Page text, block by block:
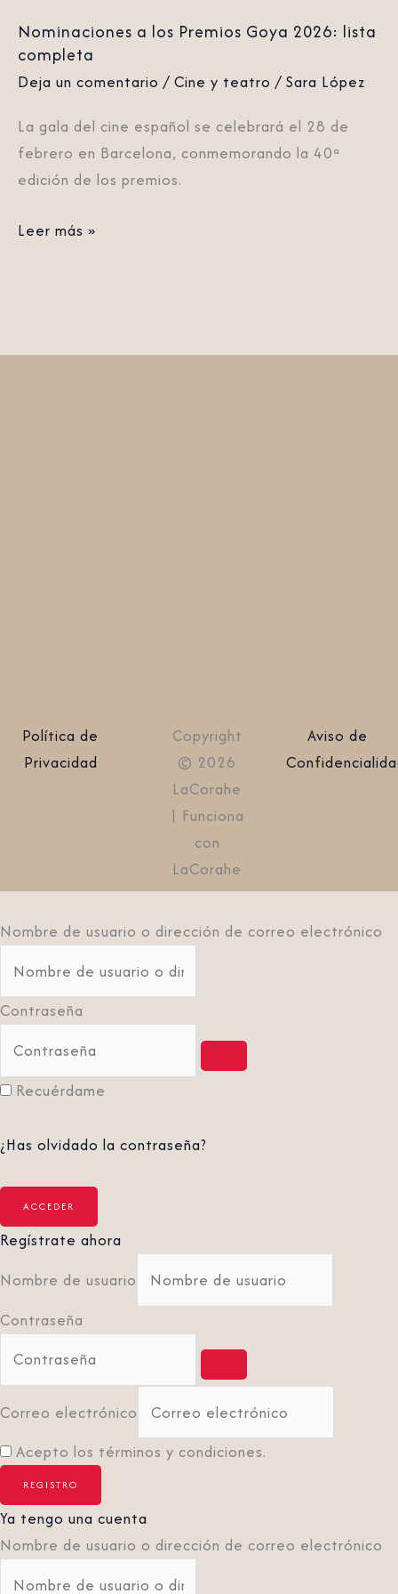
Nominaciones a los Premios Goya 2026: lista
completa
Deja un comentario / Cine y teatro / Sara López
La gala del cine español se celebrará el 28 de
febrero en Barcelona, conmemorando la 40ª
edición de los premios.
Leer más »
Política de
Privacidad
Copyright
© 2026
LaCorahe
| Funciona
con
LaCorahe
Aviso de
Nombre de usuario o dirección de correo electrónico
Contraseña
Recuérdame
¿Has olvidado la contraseña?
Regístrate ahora
Nombre de usuario
Contraseña
Correo electrónico
Acepto los términos y condiciones.
Ya tengo una cuenta
Nombre de usuario o dirección de correo electrónico